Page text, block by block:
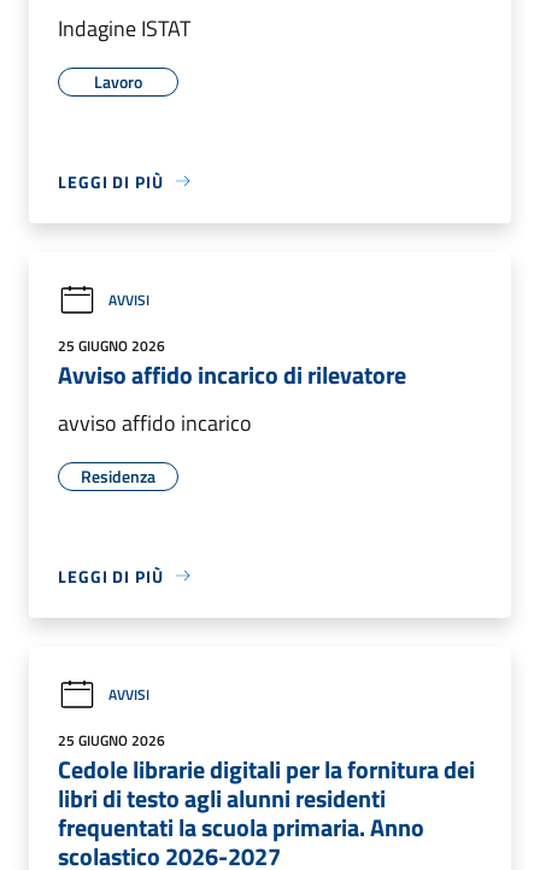
Indagine ISTAT
Lavoro
LEGGI DI PIÙ
AVVISI
25 GIUGNO 2026
Avviso affido incarico di rilevatore
avviso affido incarico
Residenza
LEGGI DI PIÙ
AVVISI
25 GIUGNO 2026
Cedole librarie digitali per la fornitura dei
libri di testo agli alunni residenti
frequentati la scuola primaria. Anno
scolastico 2026-2027